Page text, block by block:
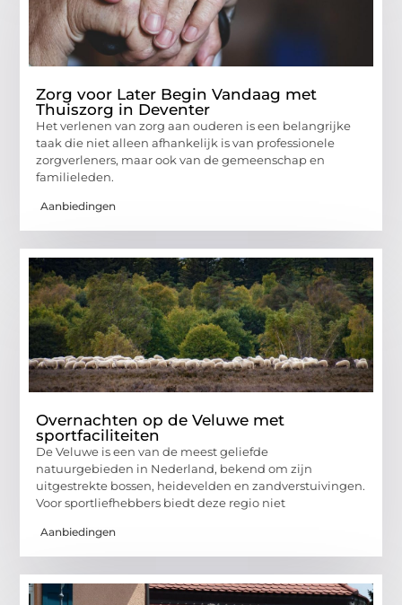
Zorg voor Later Begin Vandaag met
Thuiszorg in Deventer
Het verlenen van zorg aan ouderen is een belangrijke
taak die niet alleen afhankelijk is van professionele
zorgverleners, maar ook van de gemeenschap en
familieleden.
Aanbiedingen
Overnachten op de Veluwe met
sportfaciliteiten
De Veluwe is een van de meest geliefde
natuurgebieden in Nederland, bekend om zijn
uitgestrekte bossen, heidevelden en zandverstuivingen.
Voor sportliefhebbers biedt deze regio niet
Aanbiedingen